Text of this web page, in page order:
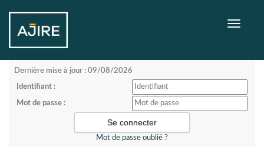
Toggle
Dernière mise à jour : 09/08/2026
Identifiant :
Mot de passe :
Mot de passe oublié ?